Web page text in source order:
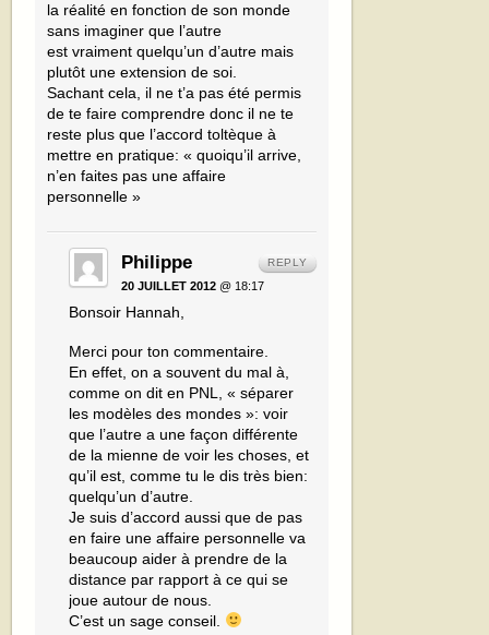
la réalité en fonction de son monde
sans imaginer que l’autre
est vraiment quelqu’un d’autre mais
plutôt une extension de soi.
Sachant cela, il ne t’a pas été permis
de te faire comprendre donc il ne te
reste plus que l’accord toltèque à
mettre en pratique: « quoiqu’il arrive,
n’en faites pas une affaire
personnelle »
Philippe
20 JUILLET 2012 @ 18:17
Bonsoir Hannah,
Merci pour ton commentaire.
En effet, on a souvent du mal à,
comme on dit en PNL, « séparer
les modèles des mondes »: voir
que l’autre a une façon différente
de la mienne de voir les choses, et
qu’il est, comme tu le dis très bien:
quelqu’un d’autre.
Je suis d’accord aussi que de pas
en faire une affaire personnelle va
beaucoup aider à prendre de la
distance par rapport à ce qui se
joue autour de nous.
C’est un sage conseil.
REPLY